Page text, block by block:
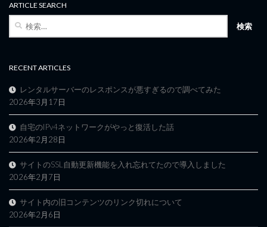
ARTICLE SEARCH
検
RECENT ARTICLES
レンタルサーバーのレスポンスが悪すぎるので調べてみた
2026年3月17日
自宅のIPv4ネットワークがやっと復活した話
2026年2月28日
サイトのSSL自動更新機能を入れ忘れてたので導入しました
2026年2月7日
サイト内の旧コンテンツのリンク切れについて
2026年2月6日